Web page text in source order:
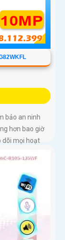
bảo an ninh
hơn bao giờ
dõi mọi hoạt